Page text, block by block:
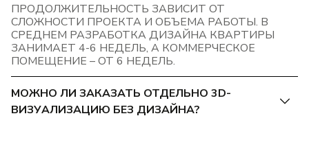
ПРОДОЛЖИТЕЛЬНОСТЬ ЗАВИСИТ ОТ
СЛОЖНОСТИ ПРОЕКТА И ОБЪЕМА РАБОТЫ. В
СРЕДНЕМ РАЗРАБОТКА ДИЗАЙНА КВАРТИРЫ
ЗАНИМАЕТ 4-6 НЕДЕЛЬ, А КОММЕРЧЕСКОЕ
ПОМЕЩЕНИЕ – ОТ 6 НЕДЕЛЬ.
МОЖНО ЛИ ЗАКАЗАТЬ ОТДЕЛЬНО 3D-
ВИЗУАЛИЗАЦИЮ БЕЗ ДИЗАЙНА?